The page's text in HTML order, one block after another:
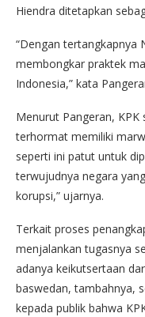
Hiendra ditetapkan
“Dengan tertangkapnya
membongkar praktek
Indonesia,” kata
Menurut Pangeran, KPK
terhormat memiliki
seperti ini patut untuk
terwujudnya negara
korupsi,” ujarnya.
Terkait proses
menjalankan tugasnya
adanya keikutsertaan
baswedan, tambahnya,
kepada publik bahwa